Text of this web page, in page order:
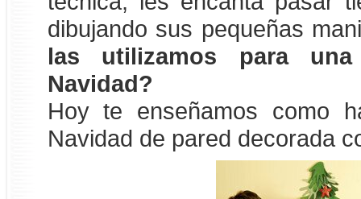
dibujando sus pequeñas
las utilizamos para
Navidad?
Hoy te enseñamos como
Navidad de pared decorada